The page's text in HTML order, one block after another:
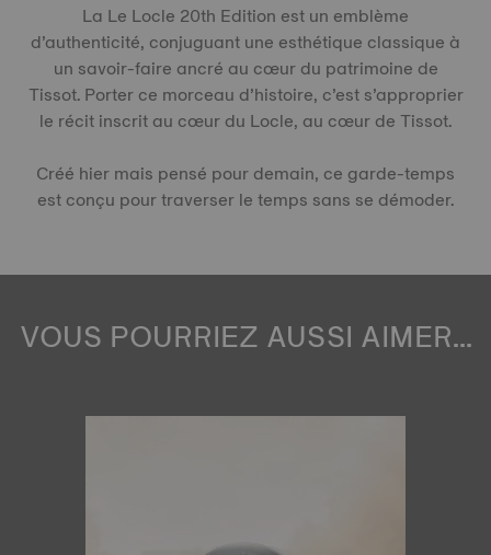
La Le Locle 20th Edition est un emblème
d’authenticité, conjuguant une esthétique classique à
un savoir-faire ancré au cœur du patrimoine de
Tissot. Porter ce morceau d’histoire, c’est s’approprier
le récit inscrit au cœur du Locle, au cœur de Tissot.
Créé hier mais pensé pour demain, ce garde-temps
est conçu pour traverser le temps sans se démoder.
VOUS POURRIEZ AUSSI AIMER...